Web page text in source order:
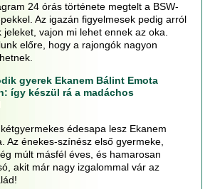
24 órás története megtelt a BSW-
Az igazán figyelmesek pedig arról
jeleket, vajon mi lehet ennek az oka.
előre, hogy a rajongók nagyon
gyerek Ekanem Bálint Emota
így készül rá a madáchos
édesapa lesz Ekanem
Az énekes-színész első gyermeke,
múlt másfél éves, és hamarosan
akit már nagy izgalommal vár az